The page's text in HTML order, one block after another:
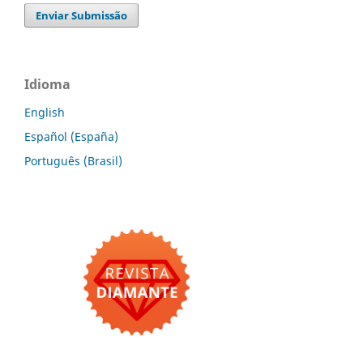
Enviar Submissão
Idioma
English
Español (España)
Português (Brasil)